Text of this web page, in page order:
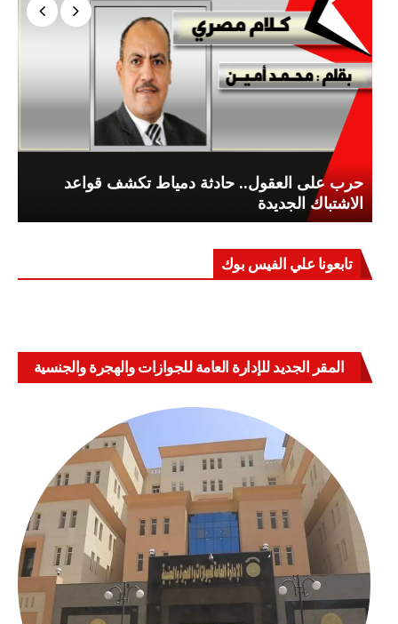
حرب على العقول.. حادثة دمياط تكشف قواعد
الاشتباك الجديدة
تابعونا علي الفيس بوك
المقر الجديد للإدارة العامة للجوازات والهجرة والجنسية